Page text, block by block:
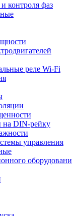
контроля фаз
реле Wi-Fi
на DIN-рейку
управления